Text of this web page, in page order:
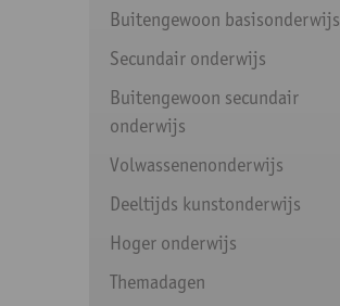
Buitengewoon basisonderwijs
Secundair onderwijs
Buitengewoon secundair
onderwijs
Volwassenenonderwijs
Deeltijds kunstonderwijs
Hoger onderwijs
Themadagen